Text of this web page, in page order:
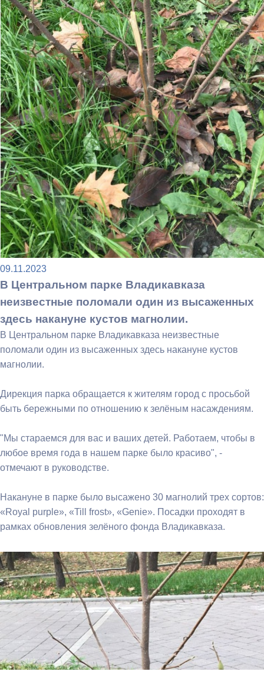
09.11.2023
В Центральном парке Владикавказа
неизвестные поломали один из высаженных
здесь накануне кустов магнолии.
В Центральном парке Владикавказа неизвестные
поломали один из высаженных здесь накануне кустов
магнолии.
Дирекция парка обращается к жителям город с просьбой
быть бережными по отношению к зелёным насаждениям.
"Мы стараемся для вас и ваших детей. Работаем, чтобы в
любое время года в нашем парке было красиво", -
отмечают в руководстве.
Накануне в парке было высажено 30 магнолий трех сортов:
«Royal purple», «Till frost», «Genie». Посадки проходят в
рамках обновления зелёного фонда Владикавказа.